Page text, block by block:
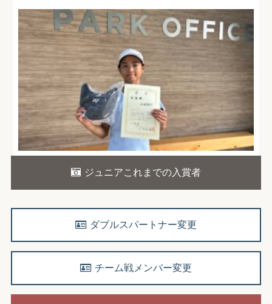
ジュニアこれまでの入賞者
ダブルスパートナー変更
チーム戦メンバー変更